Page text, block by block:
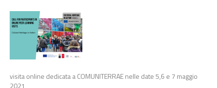
visita online dedicata a COMUNITERRAE nelle date 5,6 e 7 maggio
2021